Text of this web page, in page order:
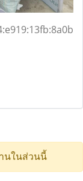
นในส่วนนี้